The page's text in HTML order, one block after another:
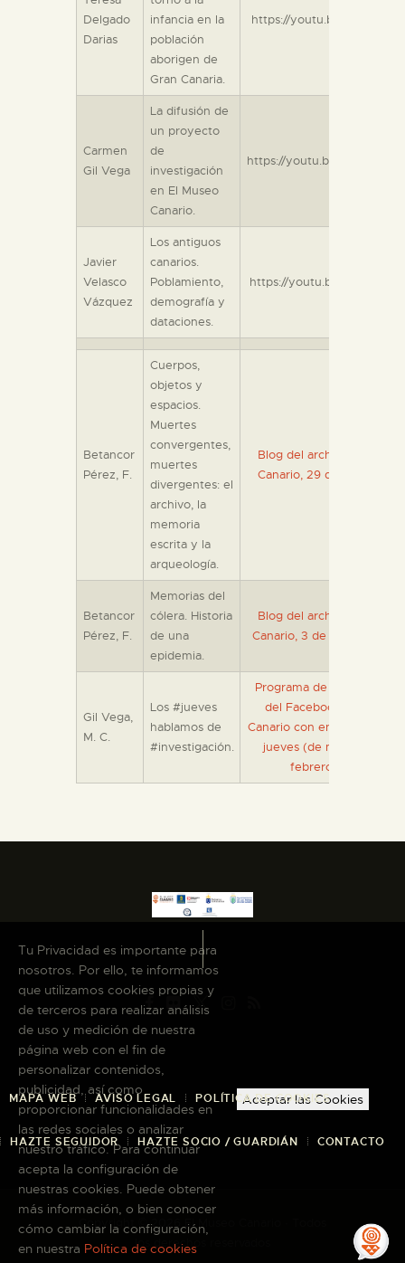
DIDÁCTICA
ESPAÑOL
Delgado
Darias
infancia en la
población
aborigen de
Gran Canaria.
https://youtu.be/
Carmen
Gil Vega
La difusión de
un proyecto
de
investigación
en El Museo
Canario.
https://youtu.be/
Javier
Velasco
Vázquez
Los antiguos
canarios.
Poblamiento,
demografía y
dataciones.
https://youtu.be/
Betancor
Pérez, F.
Cuerpos,
objetos y
espacios.
Muertes
convergentes,
muertes
divergentes: el
archivo, la
memoria
escrita y la
arqueología.
Blog del archivo de El
Canario, 29 de abril de
Betancor
Pérez, F.
Memorias del
cólera. Historia
de una
epidemia.
Blog del archivo de El
Canario, 3 de febrero de
Gil Vega,
M. C.
Los #jueves
hablamos de
#investigación.
Programa de difusión a
del Facebook de El
Canario con entradas a
jueves (de mayo de
febrero de 2022)
MAPA WEB AVISO LEGAL POLÍTICA DE COOKIES
HAZTE SEGUIDOR HAZTE SOCIO / GUARDIÁN CONTACTO
Copyright © 2026 El Museo Canario · Todos
los derechos reservados
Tu Privacidad es importante para
nosotros. Por ello, te informamos
que utilizamos cookies propias y
de terceros para realizar análisis
de uso y medición de nuestra
página web con el fin de
personalizar contenidos,
publicidad, así como
proporcionar funcionalidades en
las redes sociales o analizar
nuestro tráfico. Para continuar
acepta la configuración de
nuestras cookies. Puede obtener
más información, o bien conocer
cómo cambiar la configuración,
en nuestra Política de cookies
Aceptar las Cookies